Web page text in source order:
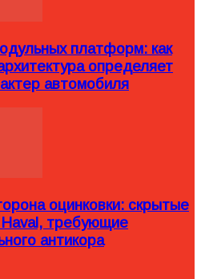
платформ: как
определяет
автомобиля
оцинковки: скрытые
Haval, требующие
антикора